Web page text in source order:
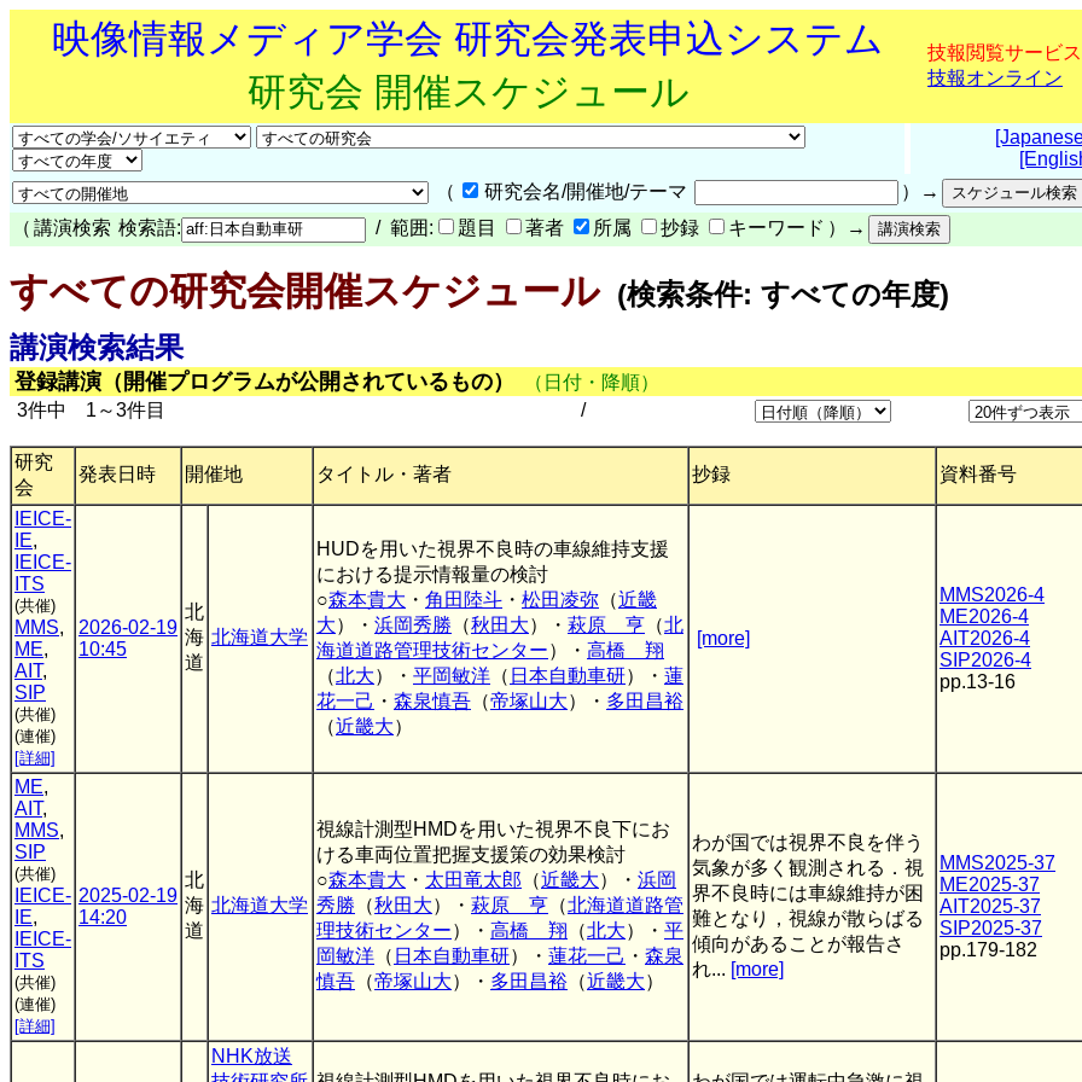
映像情報メディア学会 研究会発表申込システム
研究会 開催スケジュール
技報閲覧サービス
技報オンライン
（
研究会名/開催地/テーマ
）→
（ 講演検索 検索語: / 範囲: 題目 著者 所属 抄録 キーワード ）→
すべての研究会開催スケジュール(検索条件: すべての年度)
講演検索結果
登録講演（開催プログラムが公開されているもの）
（日付・降順）
3件中 1～3件目
/
研究
会
発表日時 開催地 タイトル・著者 抄録 資料番号
IEICE-
IE,
IEICE-
ITS
(共催)
MMS,
ME,
AIT,
SIP
(共催)
(連催)
[詳細]
2026-02-19
10:45
北
海
道
北海道大学
HUDを用いた視界不良時の車線維持支援
における提示情報量の検討
○森本貴大 ・ 角田陸斗 ・ 松田凌弥 （近畿
大）・ 浜岡秀勝 （秋田大）・ 萩原 亨 （北
海道道路管理技術センター）・ 高橋 翔
（北大）・ 平岡敏洋 （ 日本自動車研）・ 蓮
花一己 ・ 森泉慎吾 （帝塚山大）・ 多田昌裕
（近畿大）
[more]
MMS2026-4
ME2026-4
AIT2026-4
SIP2026-4
pp.13-16
ME,
AIT,
MMS,
SIP
(共催)
IEICE-
IE,
IEICE-
ITS
(共催)
(連催)
[詳細]
2025-02-19
14:20
北
海
道
北海道大学
視線計測型HMDを用いた視界不良下にお
ける車両位置把握支援策の効果検討
○森本貴大 ・ 太田竜太郎 （近畿大）・ 浜岡
秀勝 （秋田大）・ 萩原 亨 （北海道道路管
理技術センター）・ 高橋 翔 （北大）・ 平
岡敏洋 （ 日本自動車研）・ 蓮花一己 ・ 森泉
慎吾 （帝塚山大）・ 多田昌裕 （近畿大）
わが国では視界不良を伴う
気象が多く観測される．視
界不良時には車線維持が困
難となり，視線が散らばる
傾向があることが報告さ
れ... [more]
MMS2025-37
ME2025-37
AIT2025-37
SIP2025-37
pp.179-182
NHK放送